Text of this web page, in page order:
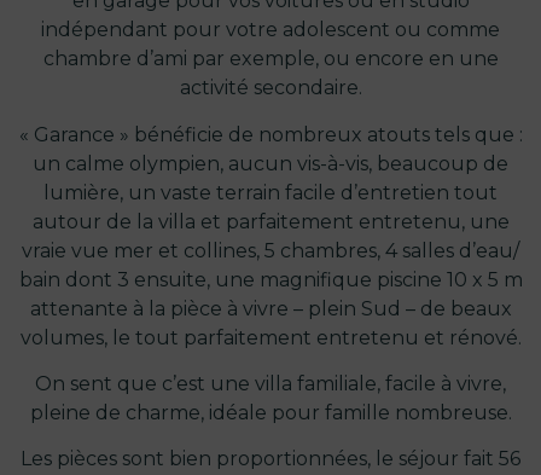
indépendant pour votre adolescent ou comme
chambre d’ami par exemple, ou encore en une
activité secondaire.
« Garance » bénéficie de nombreux atouts tels que :
un calme olympien, aucun vis-à-vis, beaucoup de
lumière, un vaste terrain facile d’entretien tout
autour de la villa et parfaitement entretenu, une
vraie vue mer et collines, 5 chambres, 4 salles d’eau/
bain dont 3 ensuite, une magnifique piscine 10 x 5 m
attenante à la pièce à vivre – plein Sud – de beaux
volumes, le tout parfaitement entretenu et rénové.
On sent que c’est une villa familiale, facile à vivre,
pleine de charme, idéale pour famille nombreuse.
Les pièces sont bien proportionnées, le séjour fait 56